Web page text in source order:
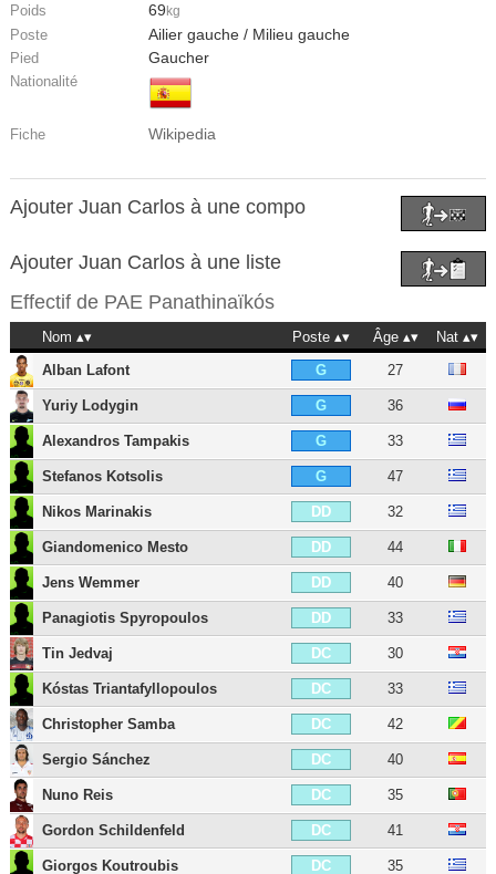
Poids 69 kg
Poste Ailier gauche / Milieu gauche
Pied Gaucher
Nationalité
Fiche Wikipedia
Ajouter Juan Carlos à une compo
Ajouter Juan Carlos à une liste
Effectif de PAE Panathinaïkós
Nom Poste Âge
Nat
Alban Lafont
G 27
Yuriy Lodygin G 36
Alexandros Tampakis G 33
Stefanos Kotsolis G 47
Nikos Marinakis DD 32
Giandomenico Mesto DD 44
Jens Wemmer DD 40
Panagiotis Spyropoulos DD 33
Tin Jedvaj DC 30
Kóstas Triantafyllopoulos DC 33
Christopher Samba DC 42
Sergio Sánchez DC 40
Nuno Reis DC 35
Gordon Schildenfeld DC 41
Giorgos Koutroubis DC 35